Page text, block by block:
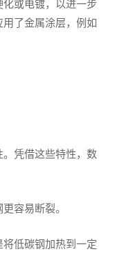
或电镀，以进一步
了金属涂层，例如
凭借这些特性，数
容易断裂。
低碳钢加热到一定